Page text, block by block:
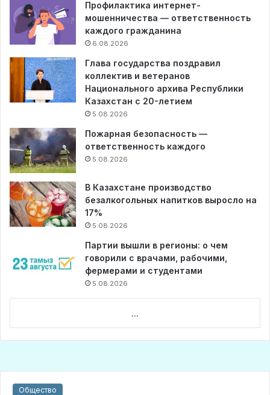
Профилактика интернет-
мошенничества — ответственность
каждого гражданина
6.08.2026
Глава государства поздравил
коллектив и ветеранов
Национального архива Республики
Казахстан с 20-летием
5.08.2026
Пожарная безопасность —
ответственность каждого
5.08.2026
В Казахстане производство
безалкогольных напитков выросло на
17%
5.08.2026
Партии вышли в регионы: о чем
говорили с врачами, рабочими,
фермерами и студентами
5.08.2026
...